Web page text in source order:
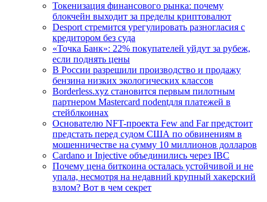
Токенизация финансового рынка: почему
блокчейн выходит за пределы криптовалют
Desport стремится урегулировать разногласия с
кредитором без суда
«Точка Банк»: 22% покупателей уйдут за рубеж,
если поднять цены
В России разрешили производство и продажу
бензина низких экологических классов
Borderless.xyz становится первым пилотным
партнером Mastercard поdentдля платежей в
стейблкоинах
Основателю NFT-проекта Few and Far предстоит
предстать перед судом США по обвинениям в
мошенничестве на сумму 10 миллионов долларов
Cardano и Injective объединились через IBC
Почему цена биткоина осталась устойчивой и не
упала, несмотря на недавний крупный хакерский
взлом? Вот в чем секрет